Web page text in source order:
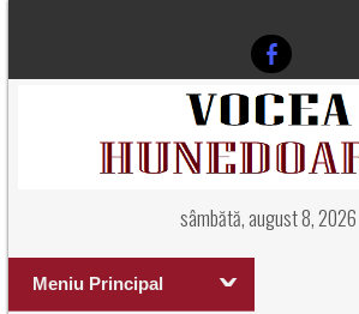
sâmbătă, august 8, 2026
Meniu Principal